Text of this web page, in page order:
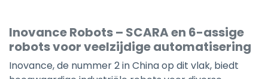
Inovance Robots – SCARA en 6-assige
robots voor veelzijdige automatisering
Inovance, de nummer 2 in China op dit vlak, biedt